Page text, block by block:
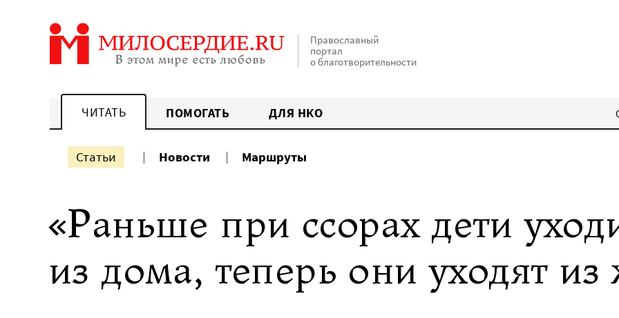
Православный
портал
о благотворительности
ЧИТАТЬ ПОМОГАТЬ ДЛЯ НКО
Статьи Новости Маршруты
«Раньше при ссорах дети
из дома, теперь они уходят